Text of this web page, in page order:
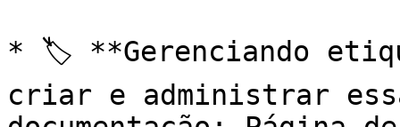
* 🏷️ **Gerenciando
criar e administrar